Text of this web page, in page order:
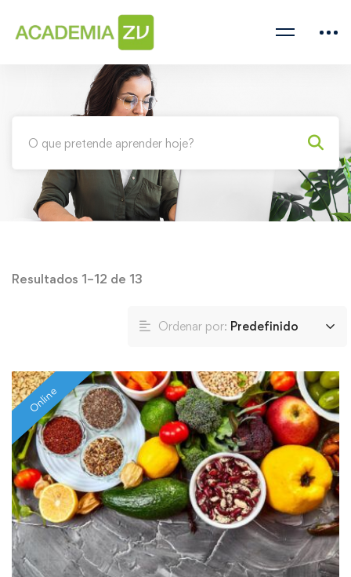
Resultados 1–12 de 13
Ordenar por: Predefinido
Online